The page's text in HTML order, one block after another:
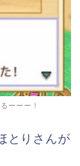
ーーー！
とりさんが